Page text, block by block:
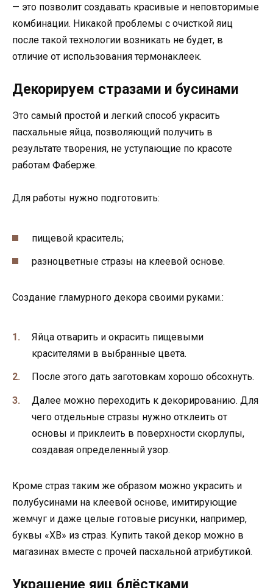
— это позволит создавать красивые и неповторимые
комбинации. Никакой проблемы с очисткой яиц
после такой технологии возникать не будет, в
отличие от использования термонаклеек.
Декорируем стразами и бусинами
Это самый простой и легкий способ украсить
пасхальные яйца, позволяющий получить в
результате творения, не уступающие по красоте
работам Фаберже.
Для работы нужно подготовить:
пищевой краситель;
разноцветные стразы на клеевой основе.
Создание гламурного декора своими руками.:
Яйца отварить и окрасить пищевыми
красителями в выбранные цвета.
После этого дать заготовкам хорошо обсохнуть.
Далее можно переходить к декорированию. Для
чего отдельные стразы нужно отклеить от
основы и приклеить в поверхности скорлупы,
создавая определенный узор.
Кроме страз таким же образом можно украсить и
полубусинами на клеевой основе, имитирующие
жемчуг и даже целые готовые рисунки, например,
буквы «ХВ» из страз. Купить такой декор можно в
магазинах вместе с прочей пасхальной атрибутикой.
Украшение яиц блёстками